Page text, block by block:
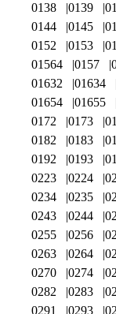
0138
0139
0144
0145
0152
0153
01564
0157
01632
01634
01654
01655
0172
0173
0182
0183
0192
0193
0223
0224
0234
0235
0243
0244
0255
0256
0263
0264
0270
0274
0282
0283
0291
0293